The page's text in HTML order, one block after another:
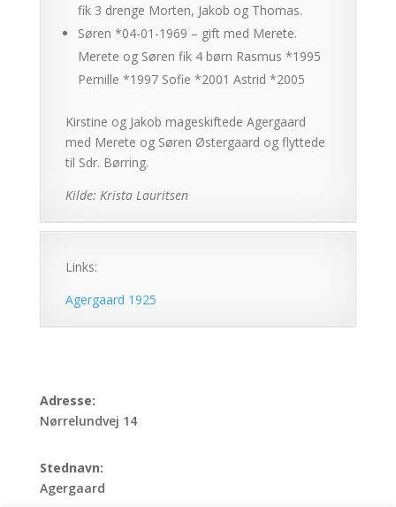
fik 3 drenge Morten, Jakob og Thomas.
Søren *04-01-1969 – gift med Merete.
Merete og Søren fik 4 børn Rasmus *1995
Pernille *1997 Sofie *2001 Astrid *2005
Kirstine og Jakob mageskiftede Agergaard
med Merete og Søren Østergaard og flyttede
til Sdr. Børring.
Kilde: Krista Lauritsen
Links:
Agergaard 1925
Adresse:
Nørrelundvej 14
Stednavn:
Agergaard